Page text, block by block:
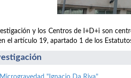
y los Centros de I+D+i son
el artículo 19, apartado 1 de los